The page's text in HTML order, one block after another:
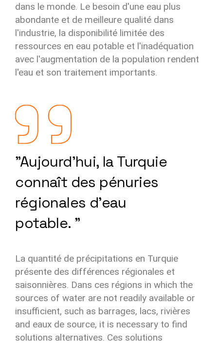
dans le monde. Le besoin d'une eau plus
abondante et de meilleure qualité dans
l'industrie, la disponibilité limitée des
ressources en eau potable et l'inadéquation
avec l'augmentation de la population rendent
l'eau et son traitement importants.
"Aujourd'hui, la Turquie
connaît des pénuries
régionales d'eau
potable. "
La quantité de précipitations en Turquie
présente des différences régionales et
saisonnières. Dans ces régions in which the
sources of water are not readily available or
insufficient, such as barrages, lacs, rivières
and eaux de source, it is necessary to find
solutions alternatives. Ces solutions